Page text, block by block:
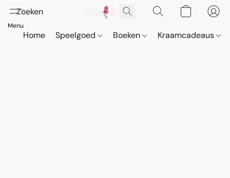
Home Speelgoed Boeken Kraamcadeaus